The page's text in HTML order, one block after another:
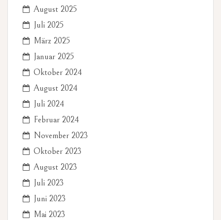
August 2025
Juli 2025
März 2025
Januar 2025
Oktober 2024
August 2024
Juli 2024
Februar 2024
November 2023
Oktober 2023
August 2023
Juli 2023
Juni 2023
Mai 2023